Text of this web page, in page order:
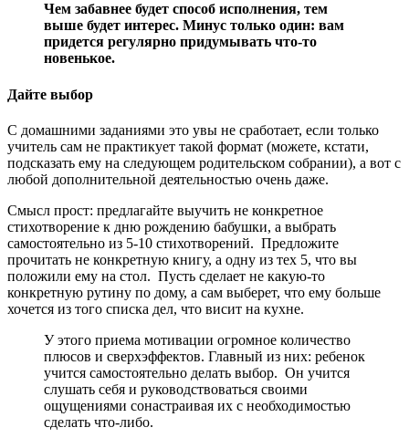
Чем забавнее будет способ исполнения, тем
выше будет интерес. Минус только один: вам
придется регулярно придумывать что-то
новенькое.
Дайте выбор
С домашними заданиями это увы не сработает, если только
учитель сам не практикует такой формат (можете, кстати,
подсказать ему на следующем родительском собрании), а вот с
любой дополнительной деятельностью очень даже.
Смысл прост: предлагайте выучить не конкретное
стихотворение к дню рождению бабушки, а выбрать
самостоятельно из 5-10 стихотворений. Предложите
прочитать не конкретную книгу, а одну из тех 5, что вы
положили ему на стол. Пусть сделает не какую-то
конкретную рутину по дому, а сам выберет, что ему больше
хочется из того списка дел, что висит на кухне.
У этого приема мотивации огромное количество
плюсов и сверхэффектов. Главный из них: ребенок
учится самостоятельно делать выбор. Он учится
слушать себя и руководствоваться своими
ощущениями сонастраивая их с необходимостью
сделать что-либо.